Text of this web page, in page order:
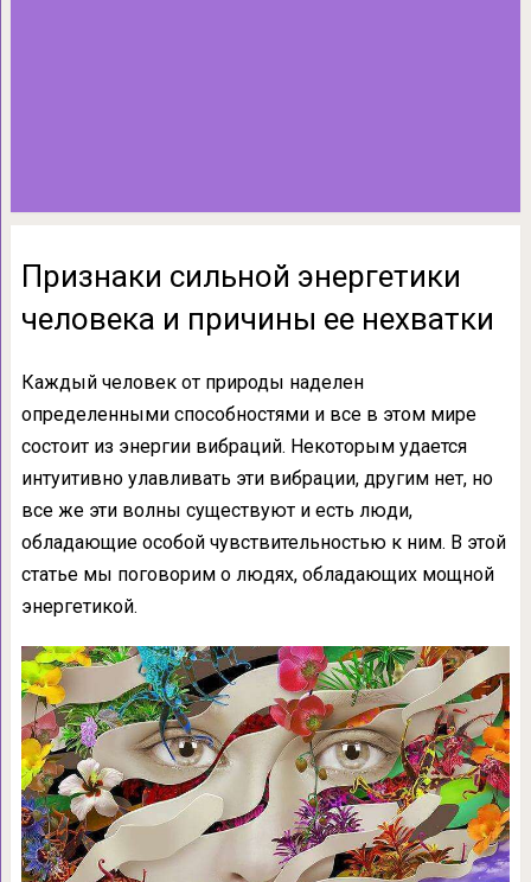
Признаки сильной энергетики
человека и причины ее нехватки
Каждый человек от природы наделен
определенными способностями и все в этом мире
состоит из энергии вибраций. Некоторым удается
интуитивно улавливать эти вибрации, другим нет, но
все же эти волны существуют и есть люди,
обладающие особой чувствительностью к ним. В этой
статье мы поговорим о людях, обладающих мощной
энергетикой.